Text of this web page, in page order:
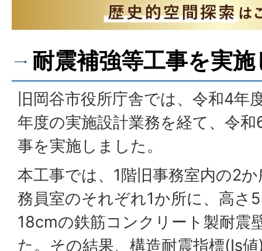
耐震補強等工事を実
旧岡谷市役所庁舎では、令和4年
年度の実施設計業務を経て、令
事を実施しました。
本工事では、1階旧事務室内の2
務員室のそれぞれ1か所に、高さ
18cmの鉄筋コンクリート製耐震
た。その結果、構造耐震指標(Is